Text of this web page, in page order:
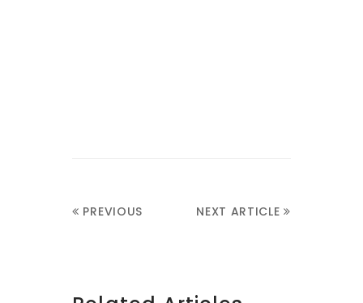
PREVIOUS
NEXT ARTICLE